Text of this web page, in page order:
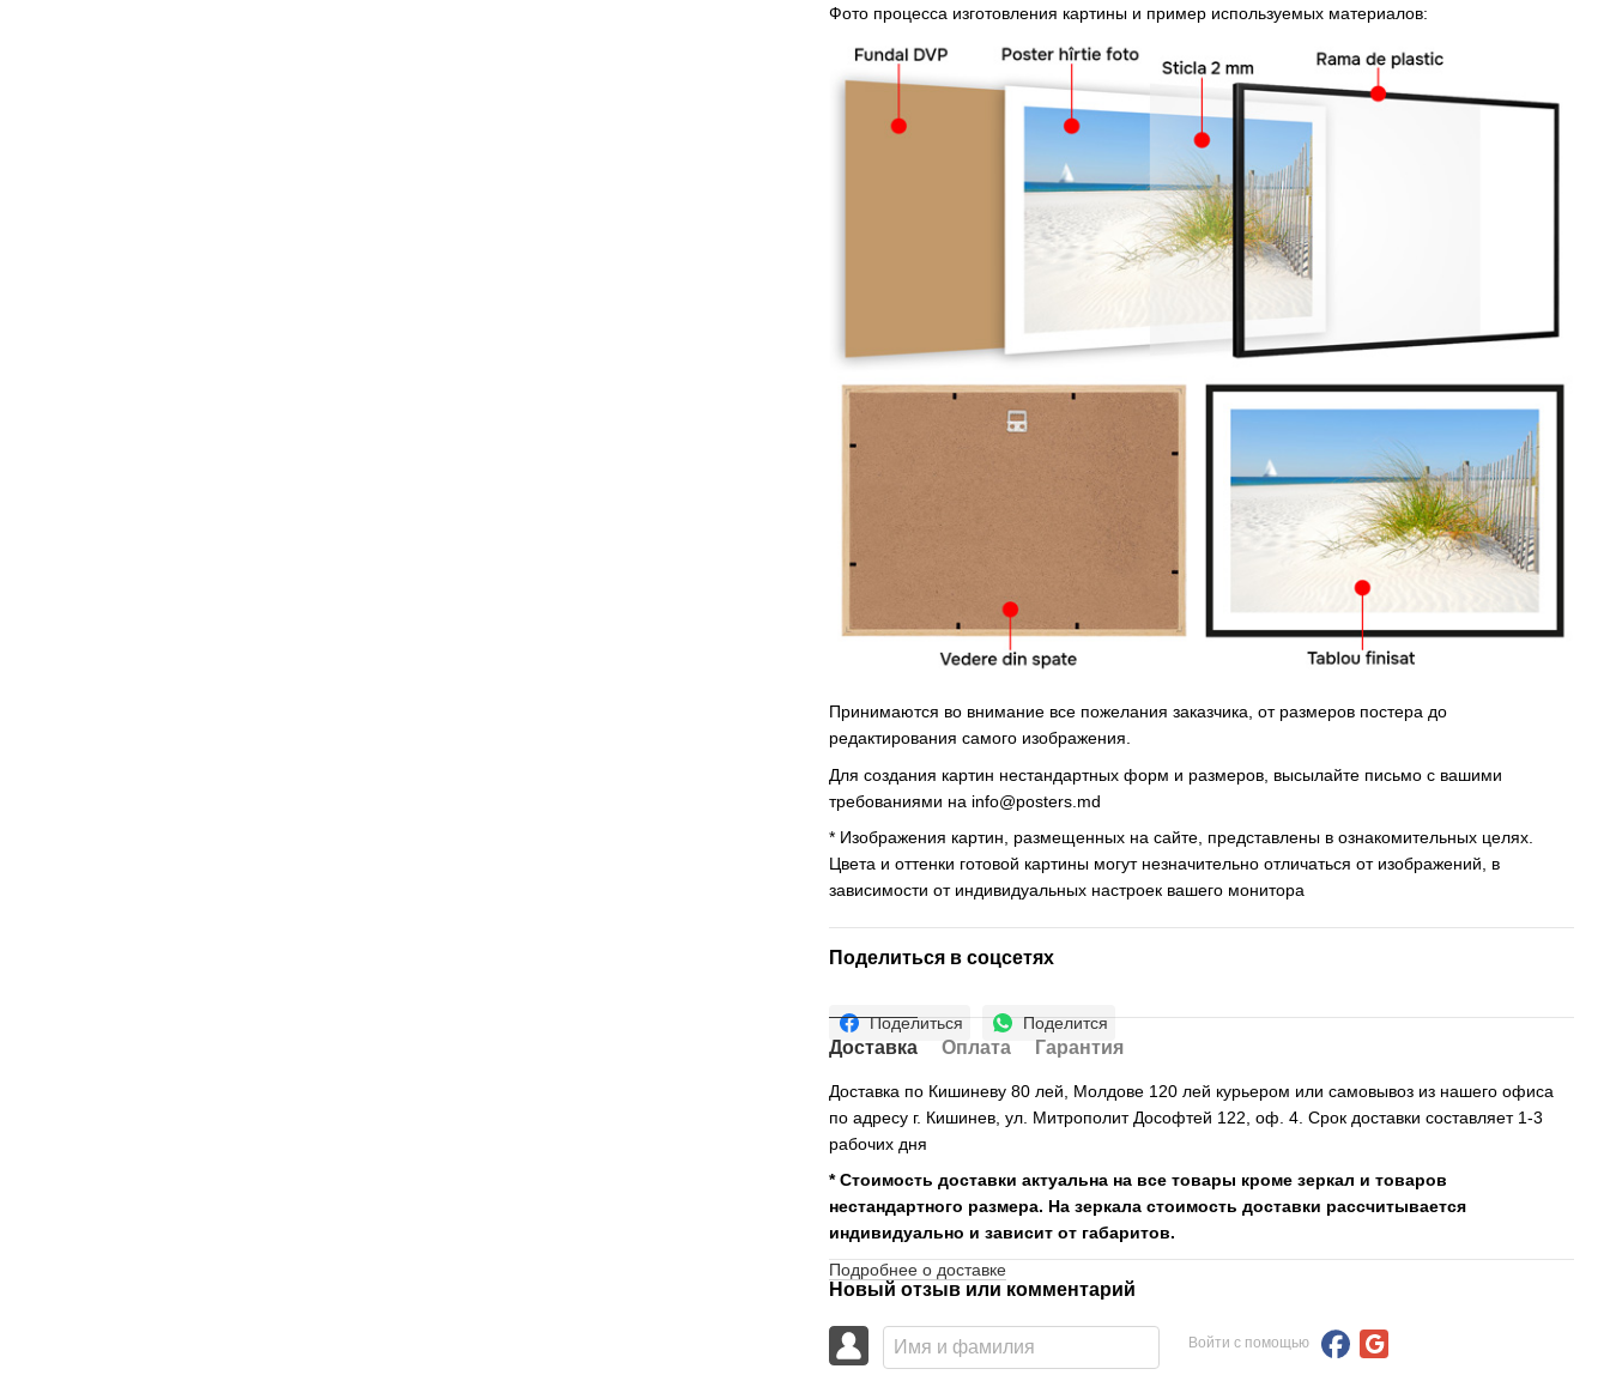
Фото процесса изготовления картины и пример используемых материалов:
Принимаются во внимание все пожелания заказчика, от размеров постера до
редактирования самого изображения.
Для создания картин нестандартных форм и размеров, высылайте письмо c вашими
требованиями на info@posters.md
* Изображения картин, размещенных на сайте, представлены в ознакомительных целях.
Цвета и оттенки готовой картины могут незначительно отличаться от изображений, в
зависимости от индивидуальных настроек вашего монитора
Поделиться в соцсетях
Поделиться Поделится
Доставка Оплата Гарантия
Доставка по Кишиневу 80 лей, Молдове 120 лей курьером или самовывоз из нашего офиса
по адресу г. Кишинев, ул. Митрополит Дософтей 122, оф. 4. Срок доставки составляет 1-3
рабочих дня
* Стоимость доставки актуальна на все товары кроме зеркал и товаров
нестандартного размера. На зеркала стоимость доставки рассчитывается
индивидуально и зависит от габаритов.
Подробнее о доставке
Новый отзыв или комментарий
Войти с помощью